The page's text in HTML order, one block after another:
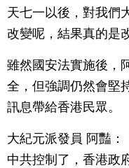
天七一以後，對我們
改變呢，結果真的是
雖然國安法實施後，
全，但強調仍然會堅
訊息帶給香港民眾。
大紀元派發員 阿豔
中共控制了，香港政